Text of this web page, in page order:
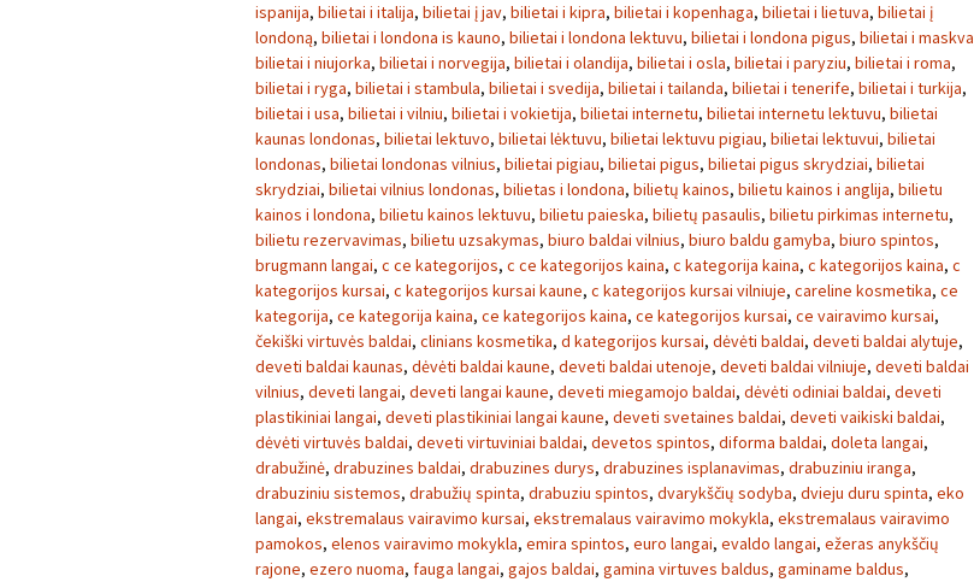
ispanija, bilietai i italija, bilietai į jav, bilietai i kipra, bilietai i kopenhaga, bilietai i lietuva, bilietai į
londoną, bilietai i londona is kauno, bilietai i londona lektuvu, bilietai i londona pigus, bilietai i maskva
bilietai i niujorka, bilietai i norvegija, bilietai i olandija, bilietai i osla, bilietai i paryziu, bilietai i roma,
bilietai i ryga, bilietai i stambula, bilietai i svedija, bilietai i tailanda, bilietai i tenerife, bilietai i turkija,
bilietai i usa, bilietai i vilniu, bilietai i vokietija, bilietai internetu, bilietai internetu lektuvu, bilietai
kaunas londonas, bilietai lektuvo, bilietai lėktuvu, bilietai lektuvu pigiau, bilietai lektuvui, bilietai
londonas, bilietai londonas vilnius, bilietai pigiau, bilietai pigus, bilietai pigus skrydziai, bilietai
skrydziai, bilietai vilnius londonas, bilietas i londona, bilietų kainos, bilietu kainos i anglija, bilietu
kainos i londona, bilietu kainos lektuvu, bilietu paieska, bilietų pasaulis, bilietu pirkimas internetu,
bilietu rezervavimas, bilietu uzsakymas, biuro baldai vilnius, biuro baldu gamyba, biuro spintos,
brugmann langai, c ce kategorijos, c ce kategorijos kaina, c kategorija kaina, c kategorijos kaina, c
kategorijos kursai, c kategorijos kursai kaune, c kategorijos kursai vilniuje, careline kosmetika, ce
kategorija, ce kategorija kaina, ce kategorijos kaina, ce kategorijos kursai, ce vairavimo kursai,
čekiški virtuvės baldai, clinians kosmetika, d kategorijos kursai, dėvėti baldai, deveti baldai alytuje,
deveti baldai kaunas, dėvėti baldai kaune, deveti baldai utenoje, deveti baldai vilniuje, deveti baldai
vilnius, deveti langai, deveti langai kaune, deveti miegamojo baldai, dėvėti odiniai baldai, deveti
plastikiniai langai, deveti plastikiniai langai kaune, deveti svetaines baldai, deveti vaikiski baldai,
dėvėti virtuvės baldai, deveti virtuviniai baldai, devetos spintos, diforma baldai, doleta langai,
drabužinė, drabuzines baldai, drabuzines durys, drabuzines isplanavimas, drabuziniu iranga,
drabuziniu sistemos, drabužių spinta, drabuziu spintos, dvarykščių sodyba, dvieju duru spinta, eko
langai, ekstremalaus vairavimo kursai, ekstremalaus vairavimo mokykla, ekstremalaus vairavimo
pamokos, elenos vairavimo mokykla, emira spintos, euro langai, evaldo langai, ežeras anykščių
rajone, ezero nuoma, fauga langai, gajos baldai, gamina virtuves baldus, gaminame baldus,